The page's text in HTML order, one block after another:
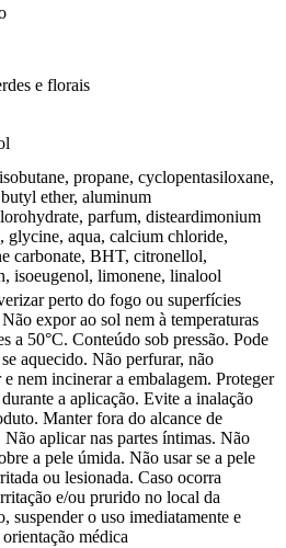
e florais
propane, cyclopentasiloxane,
ether, aluminum
parfum, disteardimonium
glycine, aqua, calcium chloride,
carbonate, BHT, citronellol,
isoeugenol, limonene, linalool
perto do fogo ou superfícies
expor ao sol nem à temperaturas
a 50°C. Conteúdo sob pressão. Pode
aquecido. Não perfurar, não
nem incinerar a embalagem. Proteger
a aplicação. Evite a inalação
Manter fora do alcance de
Não aplicar nas partes íntimas. Não
a pele úmida. Não usar se a pele
ou lesionada. Caso ocorra
e/ou prurido no local da
suspender o uso imediatamente e
médica